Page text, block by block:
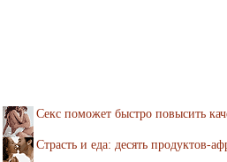
Секс поможет быстро повысить
Страсть и еда: десять продуктов-